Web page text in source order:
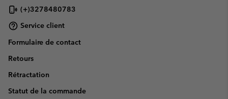
(+)3278480783
Service client
Formulaire de contact
Retours
Rétractation
Statut de la commande